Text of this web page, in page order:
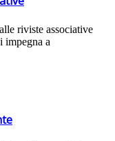
riviste associative
impegna a